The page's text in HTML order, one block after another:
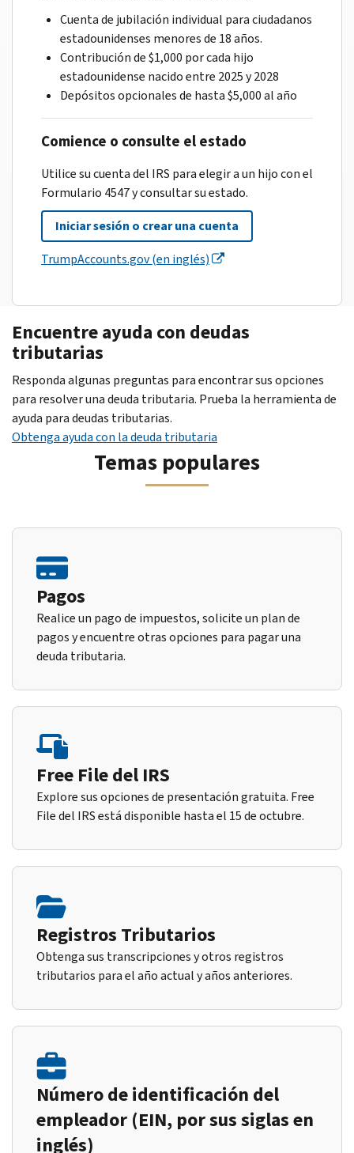
Cuenta de jubilación individual para ciudadanos
estadounidenses menores de 18 años.
Contribución de $1,000 por cada hijo
estadounidense nacido entre 2025 y 2028
Depósitos opcionales de hasta $5,000 al año
Comience o consulte el estado
Utilice su cuenta del IRS para elegir a un hijo con el
Formulario 4547 y consultar su estado.
Iniciar sesión o crear una cuenta
TrumpAccounts.gov (en inglés)
Encuentre ayuda con deudas
tributarias
Responda algunas preguntas para encontrar sus opciones
para resolver una deuda tributaria. Prueba la herramienta de
ayuda para deudas tributarias.
Obtenga ayuda con la deuda tributaria
Temas populares
Pagos
Realice un pago de impuestos, solicite un plan de
pagos y encuentre otras opciones para pagar una
deuda tributaria.
Free File del IRS
Explore sus opciones de presentación gratuita. Free
File del IRS está disponible hasta el 15 de octubre.
Registros Tributarios
Obtenga sus transcripciones y otros registros
tributarios para el año actual y años anteriores.
Número de identificación del
empleador (EIN, por sus siglas en
inglés)